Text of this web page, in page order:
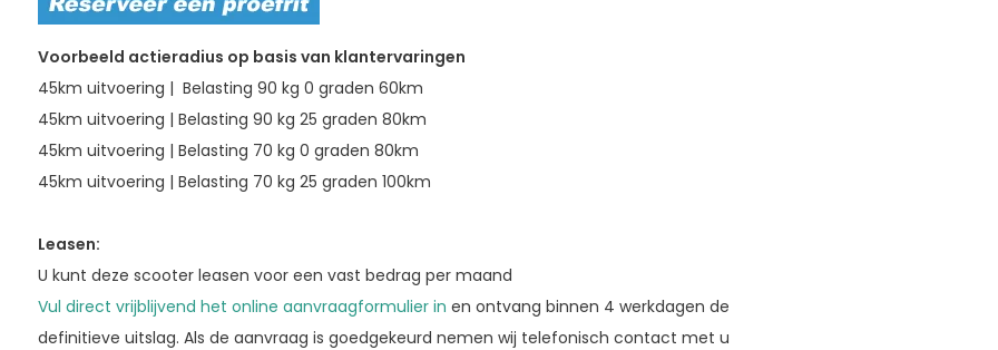
Voorbeeld actieradius op basis van klantervaringen
45km uitvoering | Belasting 90 kg 0 graden 60km
45km uitvoering | Belasting 90 kg 25 graden 80km
45km uitvoering | Belasting 70 kg 0 graden 80km
45km uitvoering | Belasting 70 kg 25 graden 100km
Leasen:
U kunt deze scooter leasen voor een vast bedrag per maand
Vul direct vrijblijvend het online aanvraagformulier in en ontvang binnen 4 werkdagen de
definitieve uitslag. Als de aanvraag is goedgekeurd nemen wij telefonisch contact met u